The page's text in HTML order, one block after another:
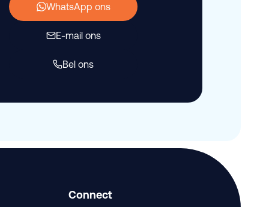
WhatsApp ons
E-mail ons
Bel ons
Connect